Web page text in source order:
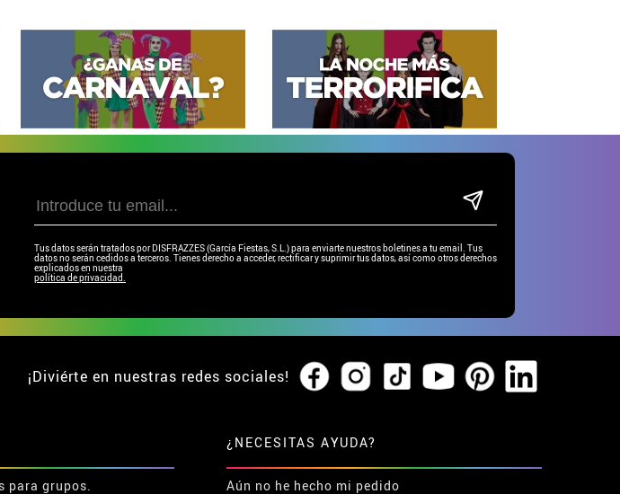
Tus datos serán tratados por DISFRAZZES (García Fiestas, S.L.) para enviarte nuestros boletines a tu email. Tus
datos no serán cedidos a terceros. Tienes derecho a acceder, rectificar y suprimir tus datos, así como otros derechos
explicados en nuestra
política de privacidad.
¡Diviérte en nuestras redes sociales!
para grupos.
¿NECESITAS AYUDA?
Aún no he hecho mi pedido